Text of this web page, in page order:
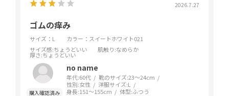
2026.7.27
ゴムの痒み
サイズ：L
カラー：スイートホワイト021
サイズ感:ちょうどいい 肌触り:なめらか
厚さ:ちょうどいい
no name
年代:60代 靴のサイズ:23～24cm
性別:女性 洋服サイズ:L
身長:151～155cm 体型:ふつう